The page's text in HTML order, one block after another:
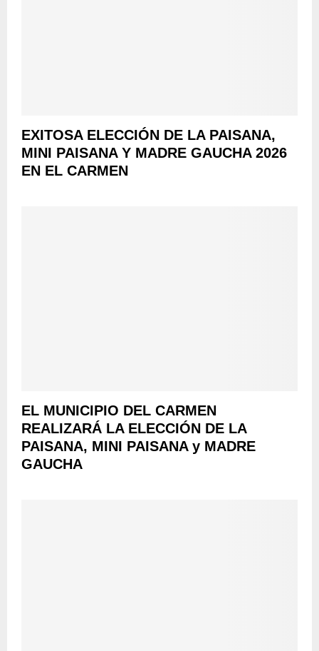
EXITOSA ELECCIÓN DE LA PAISANA,
MINI PAISANA Y MADRE GAUCHA 2026
EN EL CARMEN
EL MUNICIPIO DEL CARMEN
REALIZARÁ LA ELECCIÓN DE LA
PAISANA, MINI PAISANA y MADRE
GAUCHA